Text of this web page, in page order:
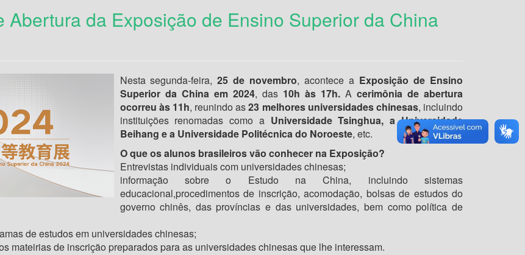
Abertura da Exposição de Ensino Superior da China
Nesta segunda-feira,25 de novembro, acontece a Exposição de Ensino
Superior da China em 2024, das 10h às 17h.A cerimônia de abertura
ocorreu às 11h, reunindo as23 melhores universidades chinesas, incluindo
instituições renomadas como aUniversidade Tsinghua, a Universidade
Beihang e a Universidade Politécnica do Noroeste, etc.
O que os alunos brasileiros vão conhecer na Exposição?
Entrevistas individuais com universidades chinesas;
informação sobre o Estudo na China, incluindo sistemas
educacional,procedimentos de inscrição, acomodação, bolsas de estudos do
governo chinês, das províncias e das universidades, bem como política de
de estudos em universidades chinesas;
mateirias de inscrição preparados para as universidades chinesas que lhe interessam.